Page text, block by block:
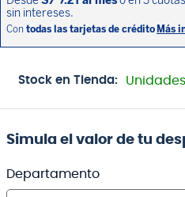
Stock en Tienda:
Simula el valor de tu
Departamento